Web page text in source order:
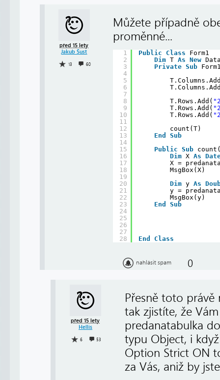
před 15 lety
Jakub Šust
13 60
Můžete případně
proměnné...
1
2
3
4
5
6
7
8
9
10
11
12
13
14
15
16
17
18
19
20
21
22
23
24
25
26
27
28
Public Class
Form1
Dim T As New
Private Sub
T.Rows.Add(
T.Rows.Add(
T.Rows.Add(
count(T)
End
Sub
Public
Sub
Dim X As
X =
MsgBox(X)
Dim y As
y =
MsgBox(y)
End
Sub
End Class
nahlásit spam 0
před 15 lety
Hellis
6 53
Přesně toto
tak zjistíte, že
predanatabulka
typu Object, i
Option Strict ON
za Vás, aniž by